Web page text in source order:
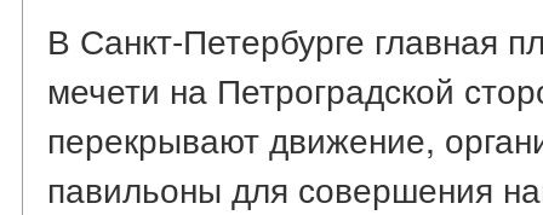
В Санкт-Петербурге главная
мечети на Петроградской
перекрывают движение,
павильоны для совершения